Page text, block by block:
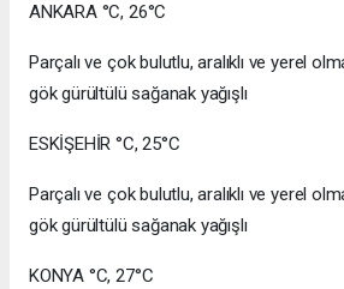
ANKARA °C, 26°C
Parçalı ve çok bulutlu, aralıklı ve yerel
gök gürültülü sağanak yağışlı
ESKİŞEHİR °C, 25°C
Parçalı ve çok bulutlu, aralıklı ve yerel
gök gürültülü sağanak yağışlı
KONYA °C, 27°C